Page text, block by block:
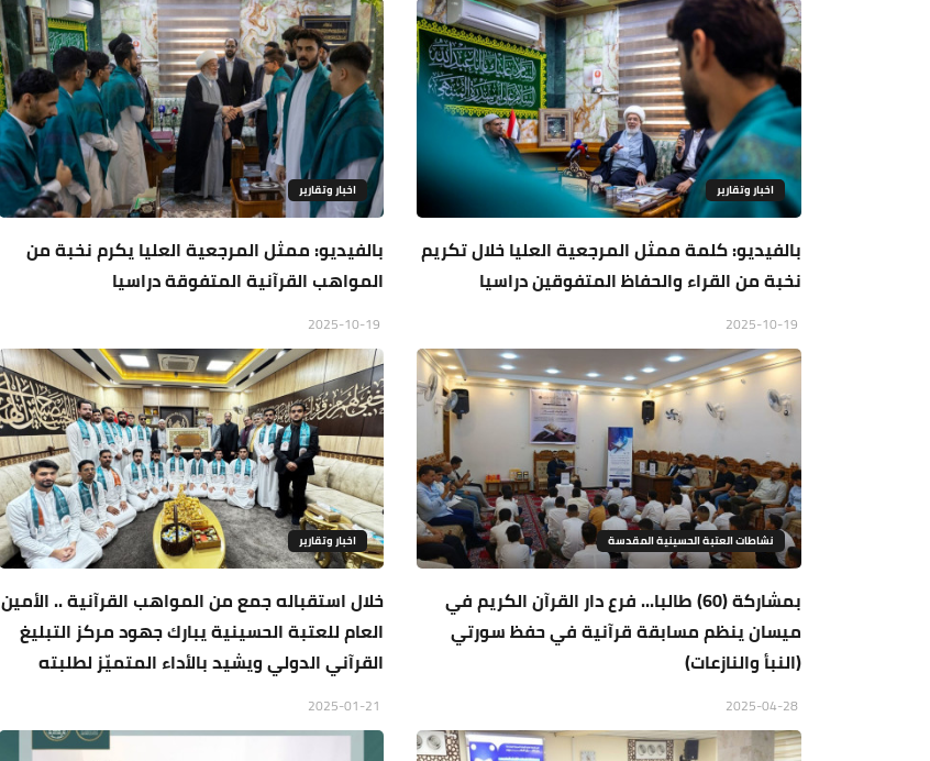
اخبار وتقارير
بالفيديو: كلمة ممثل المرجعية العليا خلال تكريم
نخبة من القراء والحفاظ المتفوقين دراسيا
اخبار وتقارير
بالفيديو: ممثل المرجعية العليا يكرم نخبة من
المواهب القرآنية المتفوقة دراسيا
نشاطات العتبة الحسينية المقدسة
بمشاركة (60) طالبا... فرع دار القرآن الكريم في
ميسان ينظم مسابقة قرآنية في حفظ سورتي
(النبأ والنازعات)
اخبار وتقارير
خلال استقباله جمع من المواهب القرآنية .. الأمين
العام للعتبة الحسينية يبارك جهود مركز التبليغ
القرآني الدولي ويشيد بالأداء المتميّز لطلبته